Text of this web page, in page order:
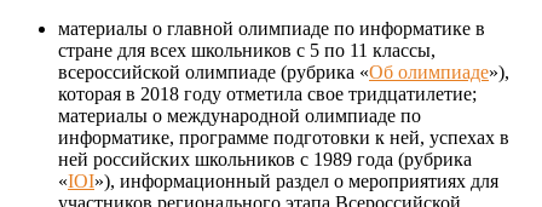
материалы о главной олимпиаде по информатике в
стране для всех школьников с 5 по 11 классы,
всероссийской олимпиаде (рубрика «Об олимпиаде»),
которая в 2018 году отметила свое тридцатилетие;
материалы о международной олимпиаде по
информатике, программе подготовки к ней, успехах в
ней российских школьников с 1989 года (рубрика
«IOI»), информационный раздел о мероприятиях для